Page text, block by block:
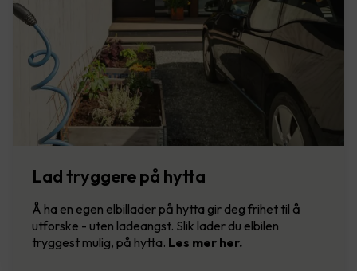
Lad tryggere på hytta
Å ha en egen elbillader på hytta gir deg frihet til å
utforske - uten ladeangst. Slik lader du elbilen
tryggest mulig, på hytta. Les mer her.